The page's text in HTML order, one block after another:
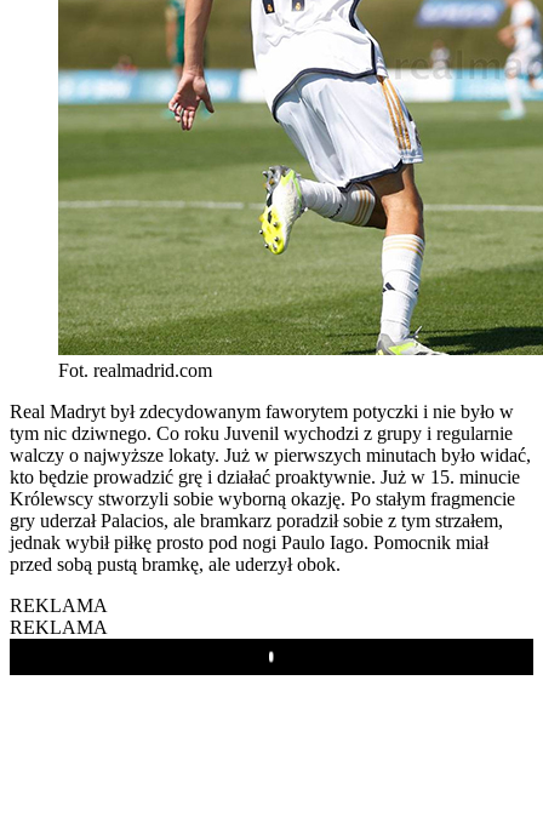
Fot. realmadrid.com
Real Madryt był zdecydowanym faworytem potyczki i nie było w
tym nic dziwnego. Co roku Juvenil wychodzi z grupy i regularnie
walczy o najwyższe lokaty. Już w pierwszych minutach było widać,
kto będzie prowadzić grę i działać proaktywnie. Już w 15. minucie
Królewscy stworzyli sobie wyborną okazję. Po stałym fragmencie
gry uderzał Palacios, ale bramkarz poradził sobie z tym strzałem,
jednak wybił piłkę prosto pod nogi Paulo Iago. Pomocnik miał
przed sobą pustą bramkę, ale uderzył obok.
REKLAMA
REKLAMA
Play